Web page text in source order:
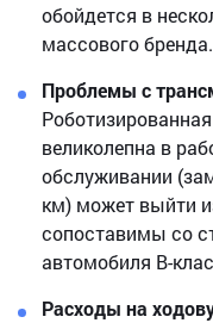
обойдется в
массового бренда.
Проблемы с
великолепна в
обслуживании
км) может выйти
сопоставимы со
автомобиля B-
Расходы на